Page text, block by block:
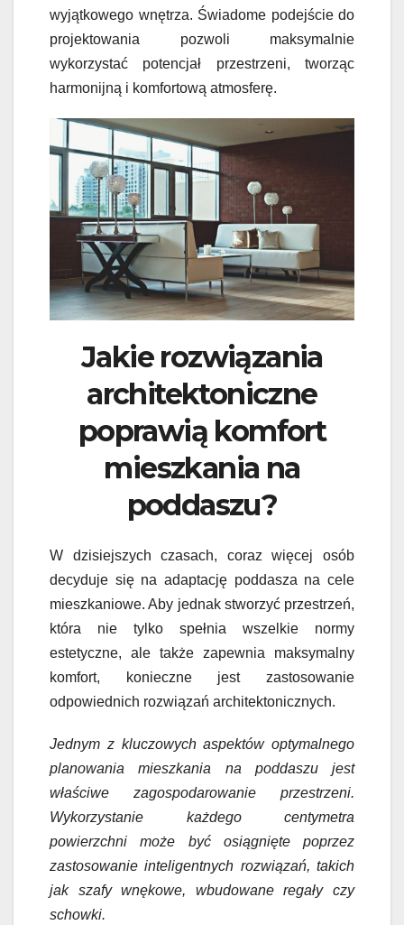
wyjątkowego wnętrza. Świadome podejście do
projektowania pozwoli maksymalnie
wykorzystać potencjał przestrzeni, tworząc
harmonijną i komfortową atmosferę.
Jakie rozwiązania
architektoniczne
poprawią komfort
mieszkania na
poddaszu?
W dzisiejszych czasach, coraz więcej osób
decyduje się na adaptację poddasza na cele
mieszkaniowe. Aby jednak stworzyć przestrzeń,
która nie tylko spełnia wszelkie normy
estetyczne, ale także zapewnia maksymalny
komfort, konieczne jest zastosowanie
odpowiednich rozwiązań architektonicznych.
Jednym z kluczowych aspektów optymalnego
planowania mieszkania na poddaszu jest
właściwe zagospodarowanie przestrzeni.
Wykorzystanie każdego centymetra
powierzchni może być osiągnięte poprzez
zastosowanie inteligentnych rozwiązań, takich
jak szafy wnękowe, wbudowane regały czy
schowki.